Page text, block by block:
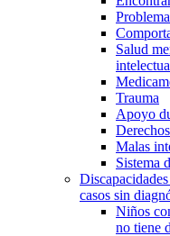
Salud
Trauma
Apoyo
Malas
Sistema
casos sin
Niños
no tiene